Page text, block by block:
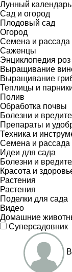
Лунный календарь
Сад и огород
Плодовый сад
Огород
Семена и рассада
Саженцы
Энциклопедия роз
Выращивание
Выращивание
Теплицы и
Полив
Обработка почвы
Болезни и
Препараты и
Техника и
Семена и рассада
Идеи для сада
Болезни и
Красота и
Растения
Растения
Поделки для сада
Видео
Домашние
Суперсадовник